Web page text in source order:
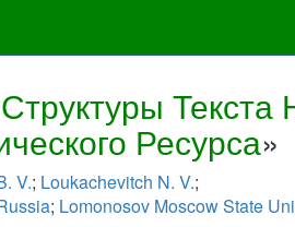
Ресурса»
V.; Loukachevitch N. V.;
; Lomonosov Moscow State